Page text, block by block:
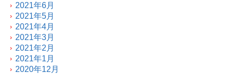
2021年6月
2021年5月
2021年4月
2021年3月
2021年2月
2021年1月
2020年12月